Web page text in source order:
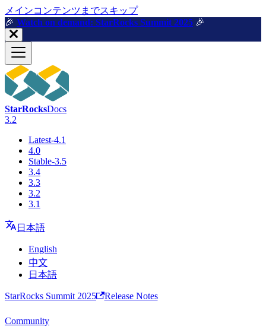
メインコンテンツまでスキップ
🎉️ Watch on demand: StarRocks Summit 2025 🎉️
StarRocksDocs
3.2
Latest-4.1
4.0
Stable-3.5
3.4
3.3
3.2
3.1
日本語
English
中文
日本語
StarRocks Summit 2025 Release Notes
Community